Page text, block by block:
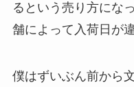
るという売り方にな
舗によって入荷日が
僕はずいぶん前から